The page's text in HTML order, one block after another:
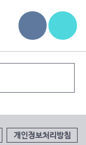
개인정보처리방침